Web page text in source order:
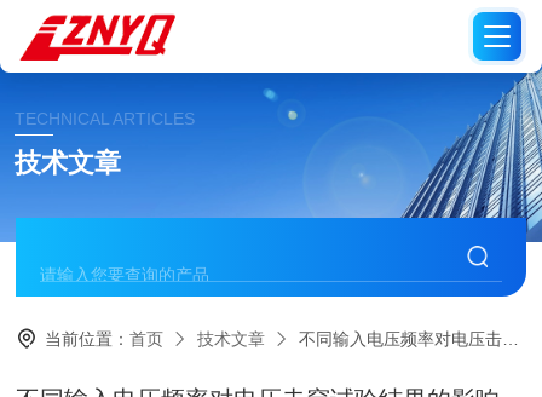
TECHNICAL ARTICLES
技术文章
当前位置：首页 技术文章 不同输入电压频率对电压击穿试验结果的影响